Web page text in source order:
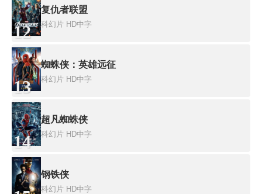
12
复仇者联盟
科幻片 HD中字
13
蜘蛛侠：英雄远征
科幻片 HD中字
14
超凡蜘蛛侠
科幻片 HD中字
钢铁侠
科幻片 HD中字